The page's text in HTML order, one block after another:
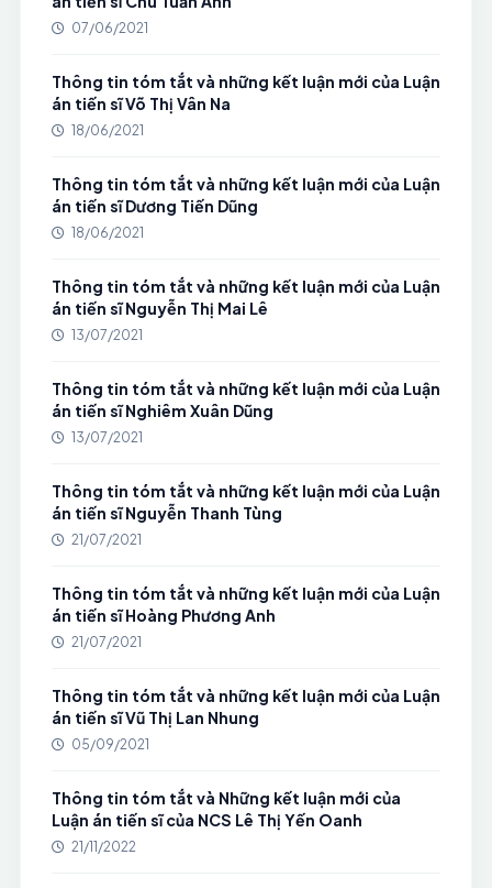
07/06/2021
Thông tin tóm tắt và những kết luận mới của Luận
án tiến sĩ Võ Thị Vân Na
18/06/2021
Thông tin tóm tắt và những kết luận mới của Luận
án tiến sĩ Dương Tiến Dũng
18/06/2021
Thông tin tóm tắt và những kết luận mới của Luận
án tiến sĩ Nguyễn Thị Mai Lê
13/07/2021
Thông tin tóm tắt và những kết luận mới của Luận
án tiến sĩ Nghiêm Xuân Dũng
13/07/2021
Thông tin tóm tắt và những kết luận mới của Luận
án tiến sĩ Nguyễn Thanh Tùng
21/07/2021
Thông tin tóm tắt và những kết luận mới của Luận
án tiến sĩ Hoàng Phương Anh
21/07/2021
Thông tin tóm tắt và những kết luận mới của Luận
án tiến sĩ Vũ Thị Lan Nhung
05/09/2021
Thông tin tóm tắt và Những kết luận mới của
Luận án tiến sĩ của NCS Lê Thị Yến Oanh
21/11/2022